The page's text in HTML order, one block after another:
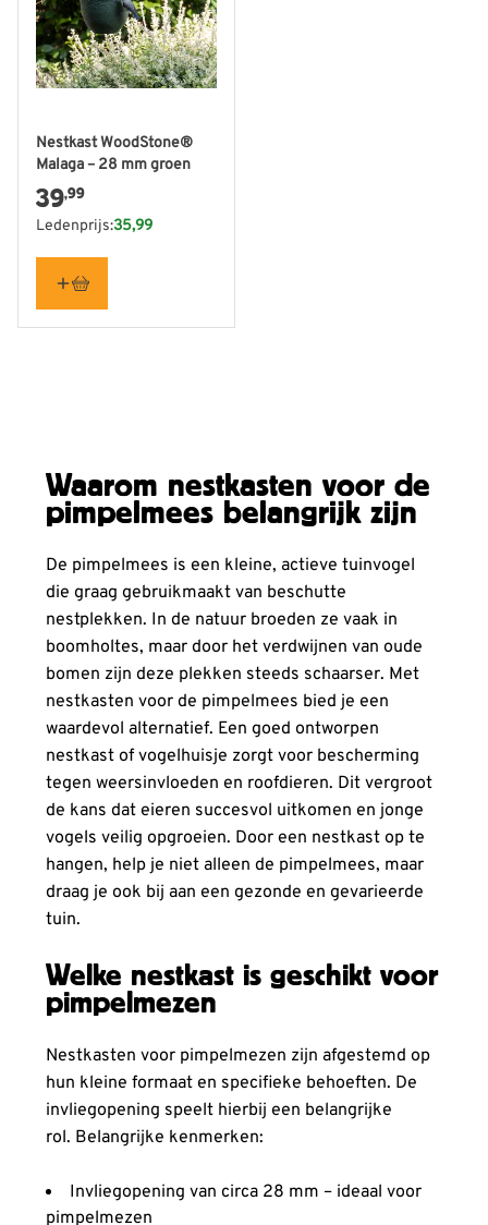
Nestkast WoodStone®
Malaga – 28 mm groen
39,99
Ledenprijs:35,99
Waarom nestkasten voor de
pimpelmees belangrijk zijn
De pimpelmees is een kleine, actieve tuinvogel
die graag gebruikmaakt van beschutte
nestplekken. In de natuur broeden ze vaak in
boomholtes, maar door het verdwijnen van oude
bomen zijn deze plekken steeds schaarser. Met
nestkasten voor de pimpelmees bied je een
waardevol alternatief. Een goed ontworpen
nestkast of vogelhuisje zorgt voor bescherming
tegen weersinvloeden en roofdieren. Dit vergroot
de kans dat eieren succesvol uitkomen en jonge
vogels veilig opgroeien. Door een nestkast op te
hangen, help je niet alleen de pimpelmees, maar
draag je ook bij aan een gezonde en gevarieerde
tuin.
Welke nestkast is geschikt voor
pimpelmezen
Nestkasten voor pimpelmezen zijn afgestemd op
hun kleine formaat en specifieke behoeften. De
invliegopening speelt hierbij een belangrijke
rol. Belangrijke kenmerken:
Invliegopening van circa 28 mm – ideaal voor
pimpelmezen